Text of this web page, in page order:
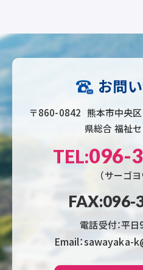
お問
〒860-0842 熊本市中央
県総合 福祉
TEL:096-
（サーゴ
FAX:096-
電話受付：平
Email：sawayaka-